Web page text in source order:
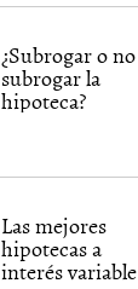
¿Subrogar o no
subrogar la
hipoteca?
Las mejores
hipotecas a
interés variable